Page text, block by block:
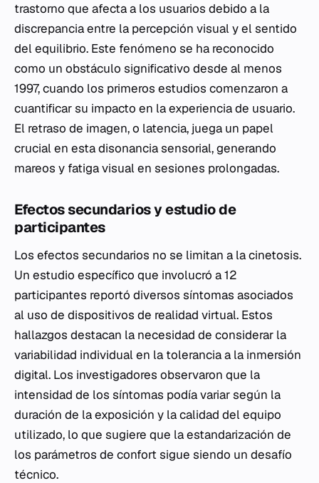
trastorno que afecta a los usuarios debido a la
discrepancia entre la percepción visual y el sentido
del equilibrio. Este fenómeno se ha reconocido
como un obstáculo significativo desde al menos
1997, cuando los primeros estudios comenzaron a
cuantificar su impacto en la experiencia de usuario.
El retraso de imagen, o latencia, juega un papel
crucial en esta disonancia sensorial, generando
mareos y fatiga visual en sesiones prolongadas.
Efectos secundarios y estudio de
participantes
Los efectos secundarios no se limitan a la cinetosis.
Un estudio específico que involucró a 12
participantes reportó diversos síntomas asociados
al uso de dispositivos de realidad virtual. Estos
hallazgos destacan la necesidad de considerar la
variabilidad individual en la tolerancia a la inmersión
digital. Los investigadores observaron que la
intensidad de los síntomas podía variar según la
duración de la exposición y la calidad del equipo
utilizado, lo que sugiere que la estandarización de
los parámetros de confort sigue siendo un desafío
técnico.